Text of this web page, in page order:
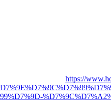
https://